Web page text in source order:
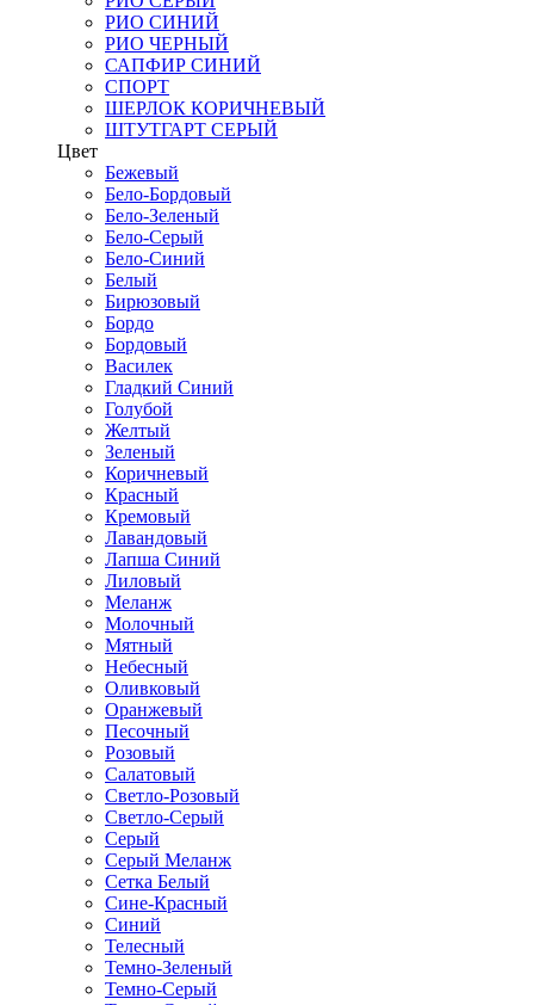
РИО СИНИЙ
РИО ЧЕРНЫЙ
САПФИР СИНИЙ
СПОРТ
ШЕРЛОК КОРИЧНЕВЫЙ
ШТУТГАРТ СЕРЫЙ
Цвет
Бежевый
Бело-Бордовый
Бело-Зеленый
Бело-Серый
Бело-Синий
Белый
Бирюзовый
Бордо
Бордовый
Василек
Гладкий Синий
Голубой
Желтый
Зеленый
Коричневый
Красный
Кремовый
Лавандовый
Лапша Синий
Лиловый
Меланж
Молочный
Мятный
Небесный
Оливковый
Оранжевый
Песочный
Розовый
Салатовый
Светло-Розовый
Светло-Серый
Серый
Серый Меланж
Сетка Белый
Сине-Красный
Синий
Телесный
Темно-Зеленый
Темно-Серый